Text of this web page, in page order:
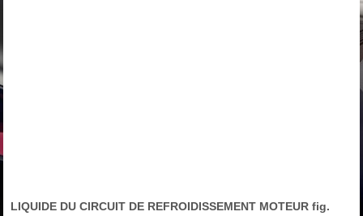
LIQUIDE DU CIRCUIT DE REFROIDISSEMENT MOTEUR fig.